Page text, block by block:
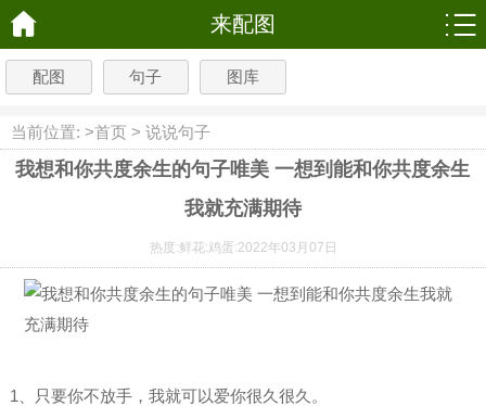
来配图
配图 句子 图库
当前位置: >首页 > 说说句子
我想和你共度余生的句子唯美 一想到能和你共度余生
我就充满期待
热度:鲜花:鸡蛋:2022年03月07日
1、只要你不放手，我就可以爱你很久很久。